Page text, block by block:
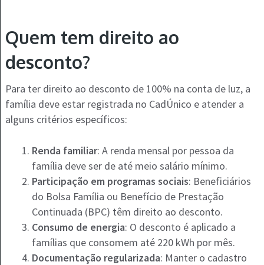
Quem tem direito ao
desconto?
Para ter direito ao desconto de 100% na conta de luz, a
família deve estar registrada no CadÚnico e atender a
alguns critérios específicos:
Renda familiar: A renda mensal por pessoa da
família deve ser de até meio salário mínimo.
Participação em programas sociais: Beneficiários
do Bolsa Família ou Benefício de Prestação
Continuada (BPC) têm direito ao desconto.
Consumo de energia: O desconto é aplicado a
famílias que consomem até 220 kWh por mês.
Documentação regularizada: Manter o cadastro